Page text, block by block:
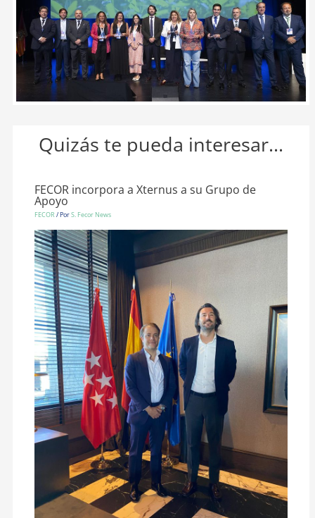
Quizás te pueda interesar...
FECOR incorpora a Xternus a su Grupo de
Apoyo
FECOR / PorS. Fecor News